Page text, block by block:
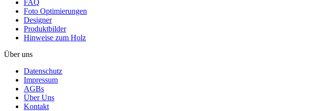
FAQ
Foto Optimierungen
Designer
Produktbilder
Hinweise zum Holz
Über uns
Datenschutz
Impressum
AGBs
Über Uns
Kontakt